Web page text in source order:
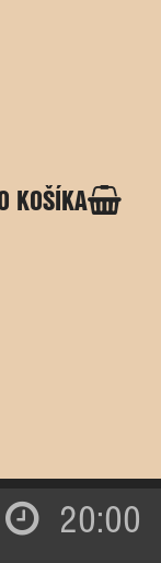
KOŠÍKA
20:00